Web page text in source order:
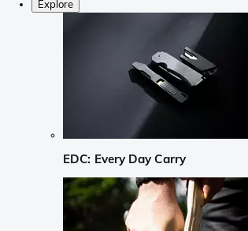
Explore
EDC: Every Day Carry